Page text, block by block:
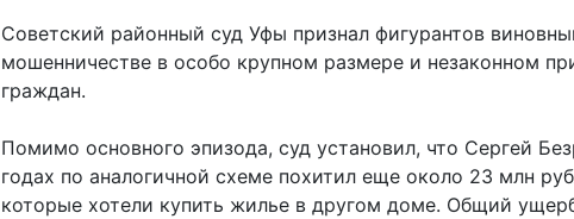
Советский районный суд Уфы признал фигурантов
мошенничестве в особо крупном размере и незаконном
граждан.
Помимо основного эпизода, суд установил, что Сергей
годах по аналогичной схеме похитил еще около 23 млн
которые хотели купить жилье в другом доме. Общий